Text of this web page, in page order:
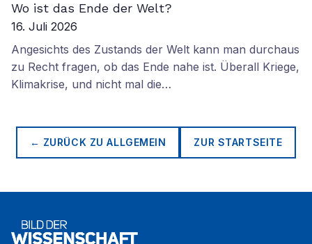
Wo ist das Ende der Welt?
16. Juli 2026
Angesichts des Zustands der Welt kann man durchaus
zu Recht fragen, ob das Ende nahe ist. Überall Kriege,
Klimakrise, und nicht mal die…
← ZURÜCK ZUALLGEMEIN ZUR STARTSEITE